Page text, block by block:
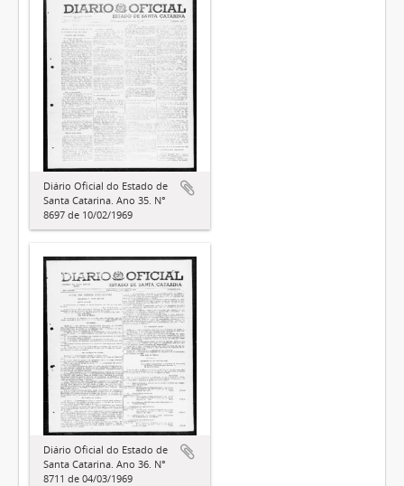
Diário Oficial do Estado de
Santa Catarina. Ano 35. N°
8697 de 10/02/1969
Diário Oficial do Estado de
Santa Catarina. Ano 36. N°
8711 de 04/03/1969